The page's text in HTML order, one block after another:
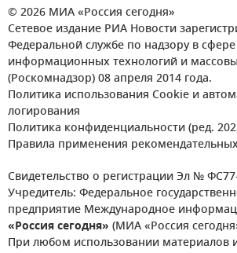
© 2026 МИА «Россия сегодня»
Сетевое издание РИА Новости
Федеральной службе по надзору в сфере
информационных технологий и
(Роскомнадзор) 08 апреля 2014 года.
Политика использования Cookie и
логирования
Политика конфиденциальности (ред.
Правила применения
Свидетельство о регистрации Эл №
Учредитель: Федеральное
предприятие Международное
«Россия сегодня» (МИА «Россия
При любом использовании материалов